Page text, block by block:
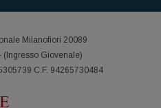
Milanofiori 20089
(Ingresso Giovenale)
C.F. 94265730484